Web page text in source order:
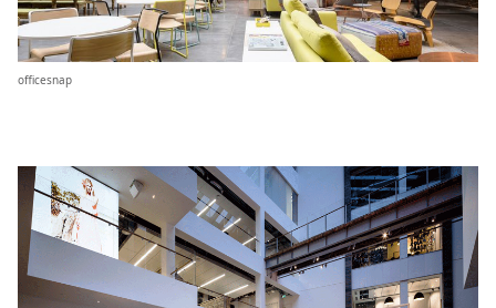
officesnap